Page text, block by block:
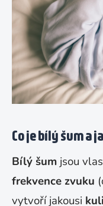
Co je bílý šum a
Bílý šum jsou
frekvence zvuku
vytvoří jakousi